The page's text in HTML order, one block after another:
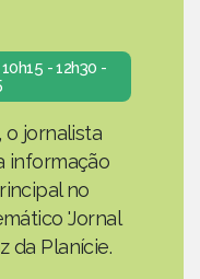
- 12h30 -
o jornalista
informação
no
'Jornal
da Planície.